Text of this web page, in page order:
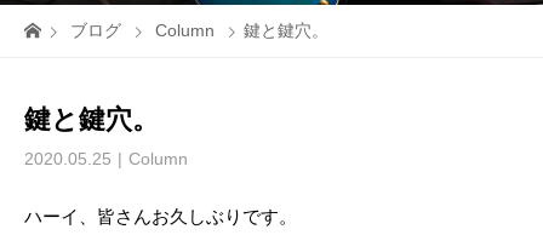
ブログ Column 鍵と鍵穴。
鍵と鍵穴。
2020.05.25 Column
ハーイ、皆さんお久しぶりです。